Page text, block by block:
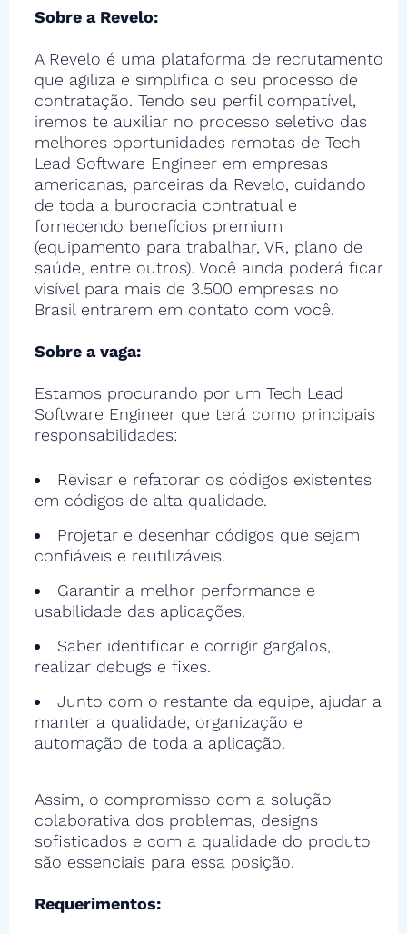
Sobre a Revelo:
A Revelo é uma plataforma de recrutamento
que agiliza e simplifica o seu processo de
contratação. Tendo seu perfil compatível,
iremos te auxiliar no processo seletivo das
melhores oportunidades remotas de Tech
Lead Software Engineer em empresas
americanas, parceiras da Revelo, cuidando
de toda a burocracia contratual e
fornecendo benefícios premium
(equipamento para trabalhar, VR, plano de
saúde, entre outros). Você ainda poderá ficar
visível para mais de 3.500 empresas no
Brasil entrarem em contato com você.
Sobre a vaga:
Estamos procurando por um Tech Lead
Software Engineer que terá como principais
responsabilidades:
Revisar e refatorar os códigos existentes
em códigos de alta qualidade.
Projetar e desenhar códigos que sejam
confiáveis e reutilizáveis.
Garantir a melhor performance e
usabilidade das aplicações.
Saber identificar e corrigir gargalos,
realizar debugs e fixes.
Junto com o restante da equipe, ajudar a
manter a qualidade, organização e
automação de toda a aplicação.
Assim, o compromisso com a solução
colaborativa dos problemas, designs
sofisticados e com a qualidade do produto
são essenciais para essa posição.
Requerimentos: